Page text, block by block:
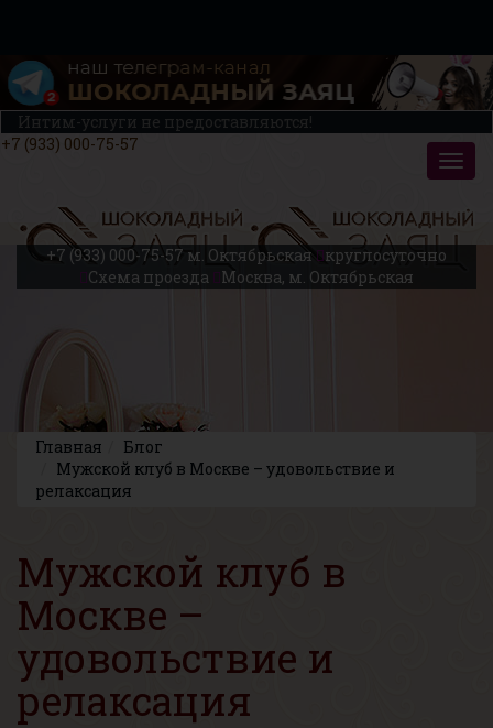
Интим-услуги не предоставляются!
+7 (933) 000-75-57
+7 (933) 000-75-57 м. Октябрьская
круглосуточно
Схема проезда
Москва, м. Октябрьская
Главная
Блог
Мужской клуб в Москве – удовольствие и
релаксация
Мужской клуб в
Москве –
удовольствие и
релаксация